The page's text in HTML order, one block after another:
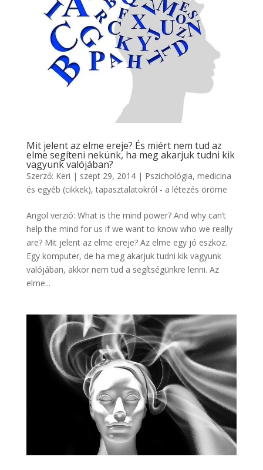
Mit jelent az elme ereje? És miért nem tud az
elme segíteni nekünk, ha meg akarjuk tudni kik
vagyunk valójában?
Szerző: Keri | szept 29, 2014| Pszichológia, medicina
és egyéb (cikkek),tapasztalatokról - a létezés öröme
Angol verzió: What is the mind power? And why can’t
help the mind for us if we want to know who we really
are? Mit jelent az elme ereje? Az elme egy jó eszköz.
Egy komputer, de ha meg akarjuk tudni kik vagyunk
valójában, akkor nem tud a segítségünkre lenni. Az
elme...